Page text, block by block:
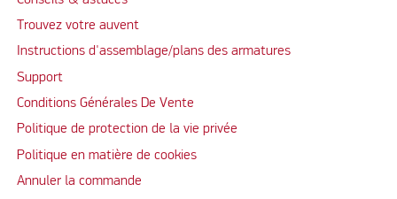
Trouvez votre auvent
Instructions d'assemblage/plans des armatures
Support
Conditions Générales De Vente
Politique de protection de la vie privée
Politique en matière de cookies
Annuler la commande